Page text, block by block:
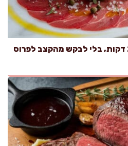
קרפצ׳יו בקר משגע ב-20 דקות, בלי לבקש מהקצב לפרוס